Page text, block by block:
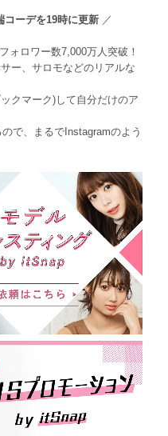
コーデを19時に更新 ／
ォロワー数7,000万人突破！
ー、サロモなどのリアルな
クマーク)して自分だけのア
で、まるでInstagramのよう